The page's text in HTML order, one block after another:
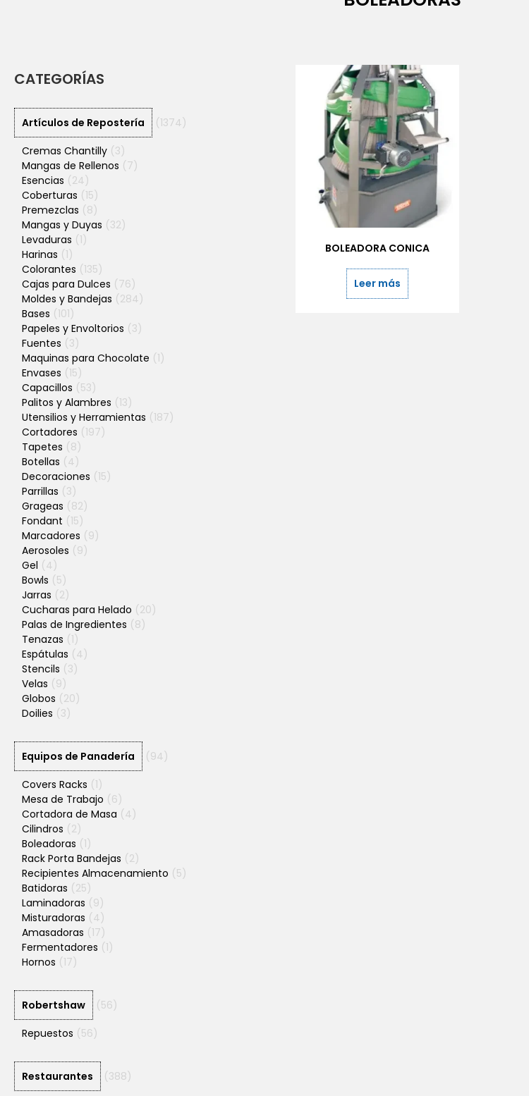
CATEGORÍAS
Artículos de Repostería
(1374)
Cremas Chantilly (3)
Mangas de Rellenos (7)
Esencias (24)
Coberturas (15)
Premezclas (8)
Mangas y Duyas (32)
Levaduras (1)
Harinas (1)
Colorantes (135)
Cajas para Dulces (76)
Moldes y Bandejas (284)
Bases (101)
Papeles y Envoltorios (3)
Fuentes (3)
Maquinas para Chocolate (1)
Envases (15)
Capacillos (53)
Palitos y Alambres (13)
Utensilios y Herramientas (187)
Cortadores (197)
Tapetes (8)
Botellas (4)
Decoraciones (15)
Parrillas (3)
Grageas (82)
Fondant (15)
Marcadores (9)
Aerosoles (9)
Gel (4)
Bowls (5)
Jarras (2)
Cucharas para Helado (20)
Palas de Ingredientes (8)
Tenazas (1)
Espátulas (4)
Stencils (3)
Velas (9)
Globos (20)
Doilies (3)
Equipos de Panadería
(94)
Covers Racks (1)
Mesa de Trabajo (6)
Cortadora de Masa (4)
Cilindros (2)
Boleadoras (1)
Rack Porta Bandejas (2)
Recipientes Almacenamiento (5)
Batidoras (25)
Laminadoras (9)
Misturadoras (4)
Amasadoras (17)
Fermentadores (1)
Hornos (17)
Robertshaw
(56)
Repuestos (56)
Restaurantes
(388)
BOLEADORA CONICA
Leer más